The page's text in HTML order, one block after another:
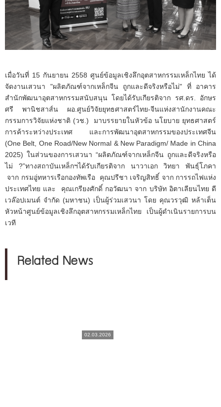
เมื่อวันที่ 15 กันยายน 2558 ศูนย์ข้อมูลเชิงลึกอุตสาหกรรมเหล็กไทย ได้
จัดงานเสวนา "ผลิตภัณฑ์จากเหล็กจีน ถูกและดีจริงหรือไม่" ที่ อาคาร
สำนักพัฒนาอุตสาหกรรมสนับสนุน โดยได้รับเกียรติจาก รศ.ดร. อักษร
ศรี พานิชสาส์น ผอ.ศูนย์วิจัยยุทธศาสตร์ไทย-จีนแห่งสานักงานคณะ
กรรมการวิจัยแห่งชาติ (วช.) มาบรรยายในหัวข้อ นโยบาย ยุทธศาสตร์
การค้าระหว่างประเทศ และการพัฒนาอุตสาหกรรมของประเทศจีน
(One Belt, One Road/New Normal & New Paradigm/ Made in China
2025) ในส่วนของการเสวนา “ผลิตภัณฑ์จากเหล็กจีน ถูกและดีจริงหรือ
ไม่ ?”ทางสถาบันเหล็กฯได้รับเกียรติจาก นาวาเอก วิทยา พันธุ์โภคา
จาก กรมอู่ทหารเรือกองทัพเรือ คุณปรีชา เจริญสิทธิ์ จาก การรถไฟแห่ง
ประเทศไทย และ คุณเกรียงศักดิ์ กอวัฒนา จาก บริษัท อิตาเลียนไทย ดี
เวล๊อปเมนต์ จำกัด (มหาชน) เป็นผู้ร่วมเสวนา โดย คุณวรวุฒิ หล้าเต็น
หัวหน้าศูนย์ข้อมูลเชิงลึกอุตสาหกรรมเหล็กไทย เป็นผู้ดำเนินรายการบน
เวที
Related News
02.03.2026